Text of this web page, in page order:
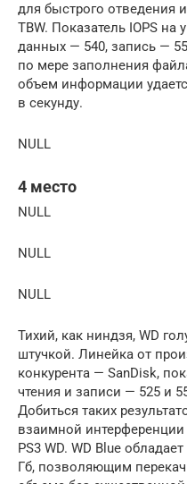
для быстрого отведения
TBW. Показатель IOPS на
данных — 540, запись —
по мере заполнения
объем информации
в секунду.
NULL
4 место
NULL
NULL
NULL
Тихий, как ниндзя, WD
штучкой. Линейка от
конкурента — SanDisk,
чтения и записи — 525 и
Добиться таких
взаимной
PS3 WD. WD Blue
Гб, позволяющим